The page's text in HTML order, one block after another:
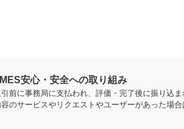
安心・安全への取り組み
前に事務局に支払われ、評価・完了後に振り込
のサービスやリクエストやユーザーがあった場合